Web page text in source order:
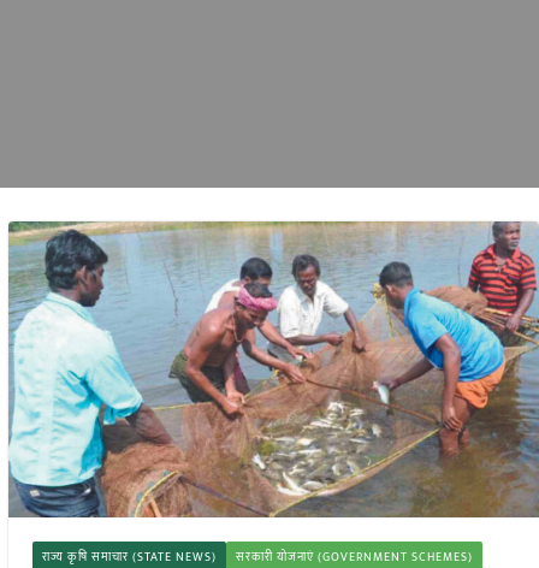
राज्य कृषि समाचार (STATE NEWS) सरकारी योजनाएं (GOVERNMENT SCHEMES)